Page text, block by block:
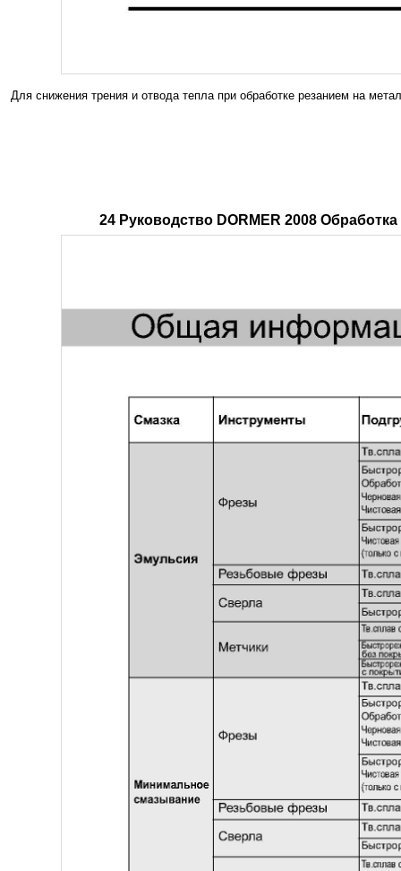
Для снижения трения и отвода тепла при обработке резанием на
24 Руководство DORMER 2008